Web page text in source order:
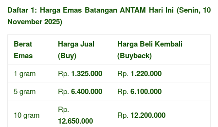
Daftar 1: Harga Emas Batangan ANTAM Hari Ini (Senin, 10
November 2025)
Berat
Emas
Harga Jual
(Buy)
Harga Beli Kembali
(Buyback)
1 gram Rp. 1.325.000 Rp. 1.220.000
5 gram Rp. 6.400.000 Rp. 6.100.000
10 gram
Rp.
12.650.000
Rp. 12.200.000